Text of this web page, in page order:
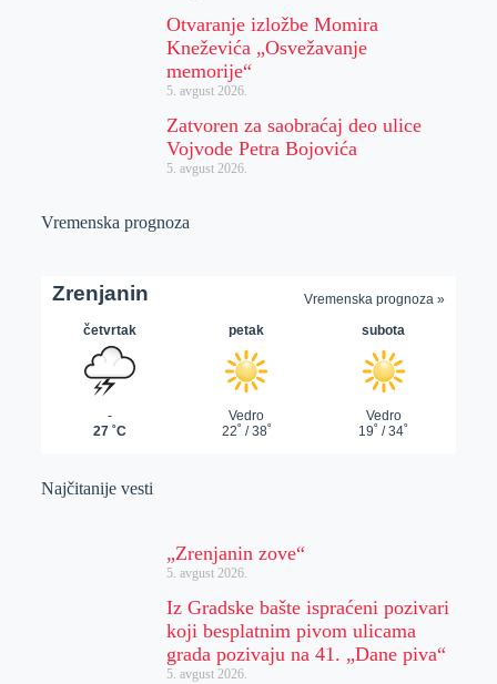
Otvaranje izložbe Momira
Kneževića „Osvežavanje
memorije“
5. avgust 2026.
Zatvoren za saobraćaj deo ulice
Vojvode Petra Bojovića
5. avgust 2026.
Vremenska prognoza
Najčitanije vesti
„Zrenjanin zove“
5. avgust 2026.
Iz Gradske bašte ispraćeni pozivari
koji besplatnim pivom ulicama
grada pozivaju na 41. „Dane piva“
5. avgust 2026.